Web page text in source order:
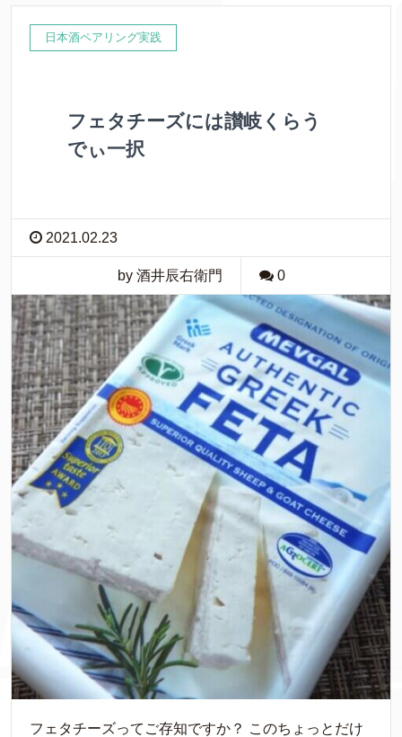
日本酒ペアリング実践
フェタチーズには讃岐くらう
でぃ一択
2021.02.23
by 酒井辰右衛門 0
フェタチーズってご存知ですか？ このちょっとだけ